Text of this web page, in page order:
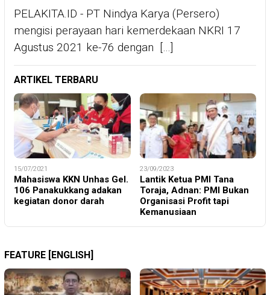
PELAKITA.ID - PT Nindya Karya (Persero)
mengisi perayaan hari kemerdekaan NKRI 17
Agustus 2021 ke-76 dengan […]
ARTIKEL TERBARU
15/07/2021
Mahasiswa KKN Unhas Gel.
106 Panakukkang adakan
kegiatan donor darah
23/09/2023
Lantik Ketua PMI Tana
Toraja, Adnan: PMI Bukan
Organisasi Profit tapi
Kemanusiaan
FEATURE [ENGLISH]